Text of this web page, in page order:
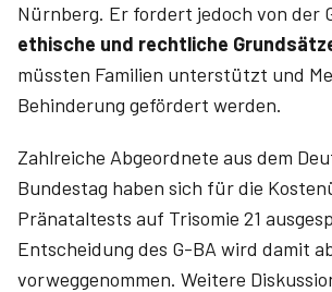
Nürnberg. Er fordert jedoch von der
ethische und rechtliche
müssten Familien unterstützt und
Behinderung gefördert werden.
Zahlreiche Abgeordnete aus dem
Bundestag haben sich für die
Pränataltests auf Trisomie 21
Entscheidung des G-BA wird damit
vorweggenommen. Weitere